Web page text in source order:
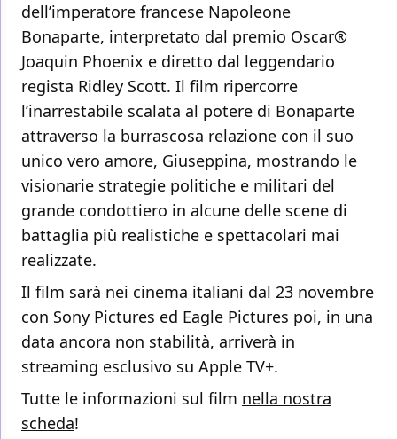
dell’imperatore francese Napoleone
Bonaparte, interpretato dal premio Oscar®
Joaquin Phoenix e diretto dal leggendario
regista Ridley Scott. Il film ripercorre
l’inarrestabile scalata al potere di Bonaparte
attraverso la burrascosa relazione con il suo
unico vero amore, Giuseppina, mostrando le
visionarie strategie politiche e militari del
grande condottiero in alcune delle scene di
battaglia più realistiche e spettacolari mai
realizzate.
Il film sarà nei cinema italiani dal 23 novembre
con Sony Pictures ed Eagle Pictures poi, in una
data ancora non stabilità, arriverà in
streaming esclusivo su Apple TV+.
Tutte le informazioni sul film nella nostra
scheda!